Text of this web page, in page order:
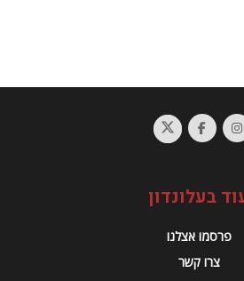
בעלונדון
פרסמו אצלנו
צרו קשר